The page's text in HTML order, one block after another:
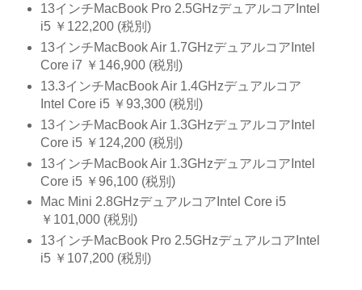
13インチMacBook Pro 2.5GHzデュアルコアIntel
i5 ￥122,200 (税別)
13インチMacBook Air 1.7GHzデュアルコアIntel
Core i7 ￥146,900 (税別)
13.3インチMacBook Air 1.4GHzデュアルコア
Intel Core i5 ￥93,300 (税別)
13インチMacBook Air 1.3GHzデュアルコアIntel
Core i5 ￥124,200 (税別)
13インチMacBook Air 1.3GHzデュアルコアIntel
Core i5 ￥96,100 (税別)
Mac Mini 2.8GHzデュアルコアIntel Core i5
￥101,000 (税別)
13インチMacBook Pro 2.5GHzデュアルコアIntel
i5 ￥107,200 (税別)